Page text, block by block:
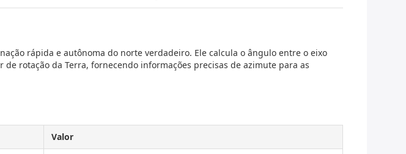
rápida e autônoma do norte verdadeiro. Ele calcula o ângulo entre o eixo
rotação da Terra, fornecendo informações precisas de azimute para as
Valor